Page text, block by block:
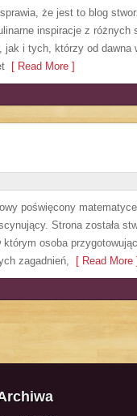
że jest to blog
inspiracje z różnych
i tych, którzy od dawna
[ Read More ]
poświęcony
Strona została
osoba
zagadnień, [ Read More ]